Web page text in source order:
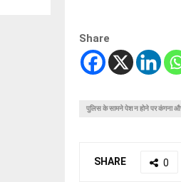
Share
पुलिस के सामने पेश न होने पर कंगना
SHARE 0